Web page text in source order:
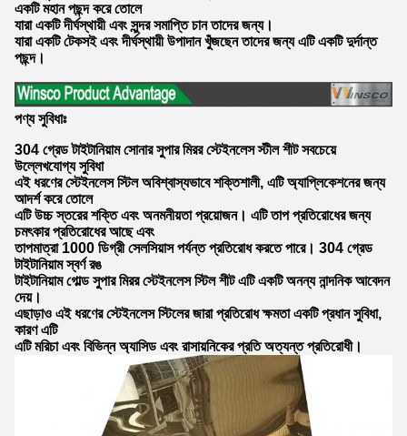
একটি মহান পছন্দ করে তোলে
যারা একটি দীর্ঘস্থায়ী এবং সুন্দর সমাপ্তি চান তাদের জন্য।
যারা একটি টেকসই এবং দীর্ঘস্থায়ী উপাদান খুঁজছেন তাদের জন্য এটি একটি দুর্দান্ত
পছন্দ।
পণ্য সুবিধাঃ
304 গ্রেড টাইটানিয়াম সোনার সুপার মিরর স্টেইনলেস স্টীল শীট সবচেয়ে
উল্লেখযোগ্য সুবিধা
এই ধরণের স্টেইনলেস স্টিল অবিশ্বাস্যভাবে শক্তিশালী, এটি অ্যাপ্লিকেশনের জন্য
আদর্শ করে তোলে
এটি উচ্চ স্তরের শক্তি এবং অনমনীয়তা প্রয়োজন। এটি তাপ প্রতিরোধের জন্য
চমৎকার প্রতিরোধের আছে এবং
তাপমাত্রা 1000 ডিগ্রী সেলসিয়াস পর্যন্ত প্রতিরোধ করতে পারে। 304 গ্রেড
টাইটানিয়াম স্বর্ণ রঙ
টাইটানিয়াম গোল্ড সুপার মিরর স্টেইনলেস স্টিল শীট এটি একটি অনন্য নান্দনিক আবেদন
দেয়।
এছাড়াও এই ধরণের স্টেইনলেস স্টিলের জারা প্রতিরোধ ক্ষমতা একটি প্রধান সুবিধা,
কারণ এটি
এটি মরিচা এবং বিভিন্ন অ্যাসিড এবং রাসায়নিকের প্রতি অত্যন্ত প্রতিরোধী।